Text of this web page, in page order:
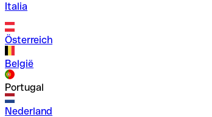
Italia
Österreich
België
Portugal
Nederland